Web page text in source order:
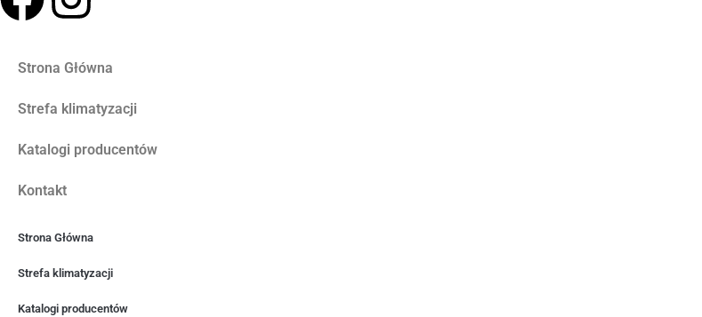
Strona Główna
Strefa klimatyzacji
Katalogi producentów
Kontakt
Strona Główna
Strefa klimatyzacji
Katalogi producentów